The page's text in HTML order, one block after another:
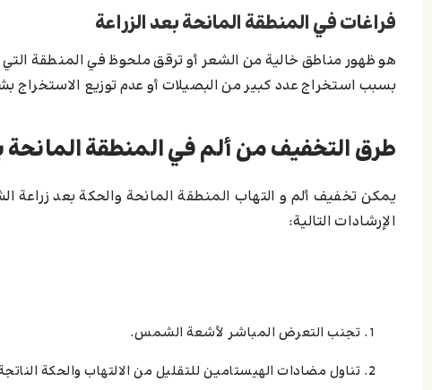
فراغات في المنطقة المانحة بعد الزراعة
هو ظهور مناطق خالية من الشعر أو ترقق ملحوظ في المنطقة
بسبب استخراج عدد كبير من البصيلات أو عدم توزيع الاستخراج
طرق التخفيف من ألم في المنطقة المانحة
يمكن تخفيف ألم و التهاب المنطقة المانحة والحكة بعد زراعة
الإرشادات التالية:
تجنب التعرض المباشر لأشعة الشمس.
تناول مضادات الهيستامين للتقليل من الالتهاب والحكة